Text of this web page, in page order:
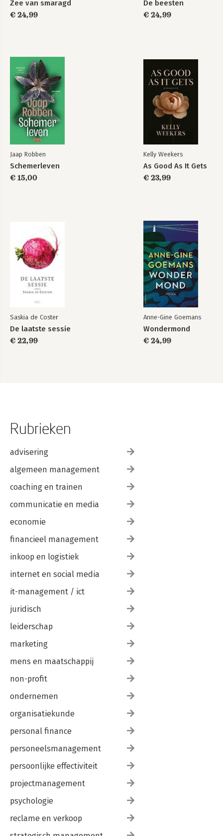
Zee van smaragd
€ 24,99
De beesten
€ 24,99
Jaap Robben
Schemerleven
€ 15,00
Kelly Weekers
As Good As It Gets
€ 23,99
Saskia de Coster
De laatste sessie
€ 22,99
Anne-Gine Goemans
Wondermond
€ 24,99
Rubrieken
advisering
algemeen management
coaching en trainen
communicatie en media
economie
financieel management
inkoop en logistiek
internet en social media
it-management / ict
juridisch
leiderschap
marketing
mens en maatschappij
non-profit
ondernemen
organisatiekunde
personal finance
personeelsmanagement
persoonlijke effectiviteit
projectmanagement
psychologie
reclame en verkoop